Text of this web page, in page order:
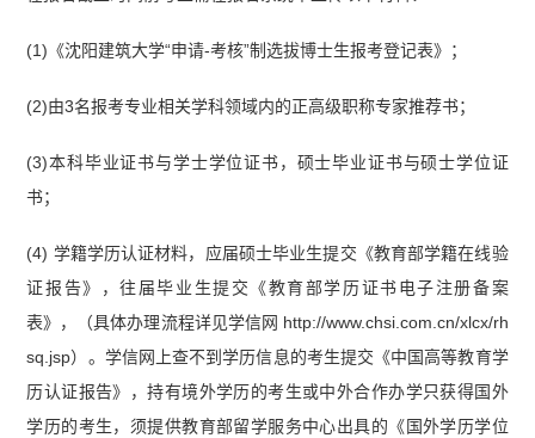
(1)《沈阳建筑大学“申请-考核”制选拔博士生报考登记表》；
(2)由3名报考专业相关学科领域内的正高级职称专家推荐书；
(3)本科毕业证书与学士学位证书，硕士毕业证书与硕士学位证
书；
(4) 学籍学历认证材料，应届硕士毕业生提交《教育部学籍在线验
证报告》，往届毕业生提交《教育部学历证书电子注册备案
表》，（具体办理流程详见学信网 http://www.chsi.com.cn/xlcx/rh
sq.jsp）。学信网上查不到学历信息的考生提交《中国高等教育学
历认证报告》，持有境外学历的考生或中外合作办学只获得国外
学历的考生，须提供教育部留学服务中心出具的《国外学历学位